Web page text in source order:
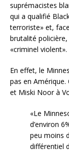
suprémacistes
qui a qualifié
terroriste» et,
brutalité
«criminel violent».
En effet, le
pas en
et Miski Noor à
«Le
d’environ
peu moins
différentiel